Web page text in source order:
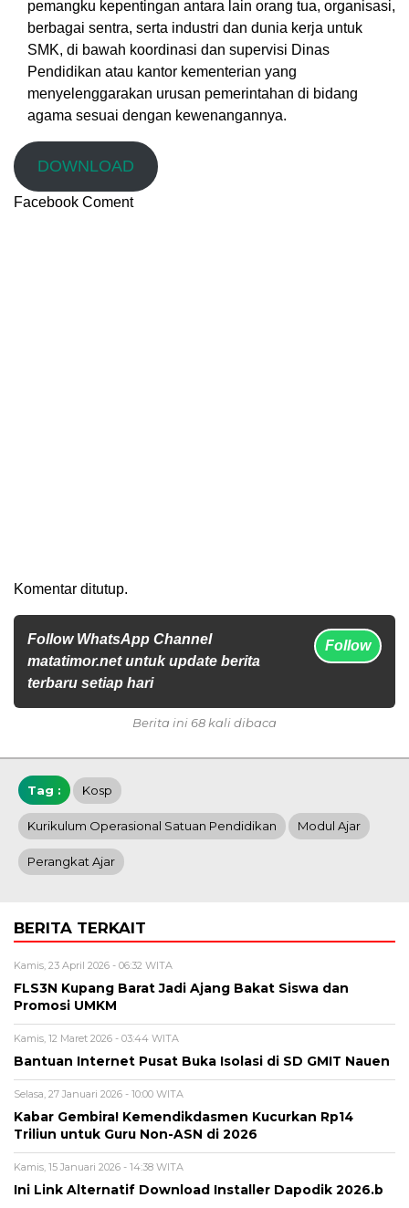
pemangku kepentingan antara lain orang tua, organisasi,
berbagai sentra, serta industri dan dunia kerja untuk
SMK, di bawah koordinasi dan supervisi Dinas
Pendidikan atau kantor kementerian yang
menyelenggarakan urusan pemerintahan di bidang
agama sesuai dengan kewenangannya.
DOWNLOAD
Facebook Coment
Komentar ditutup.
Follow WhatsApp Channel
matatimor.net untuk update berita
terbaru setiap hari
Follow
Berita ini 68 kali dibaca
Tag : Kosp
Kurikulum Operasional Satuan Pendidikan Modul Ajar
Perangkat Ajar
BERITA TERKAIT
Kamis, 23 April 2026 - 06:32 WITA
FLS3N Kupang Barat Jadi Ajang Bakat Siswa dan
Promosi UMKM
Kamis, 12 Maret 2026 - 03:44 WITA
Bantuan Internet Pusat Buka Isolasi di SD GMIT Nauen
Selasa, 27 Januari 2026 - 10:00 WITA
Kabar Gembira! Kemendikdasmen Kucurkan Rp14
Triliun untuk Guru Non-ASN di 2026
Kamis, 15 Januari 2026 - 14:38 WITA
Ini Link Alternatif Download Installer Dapodik 2026.b